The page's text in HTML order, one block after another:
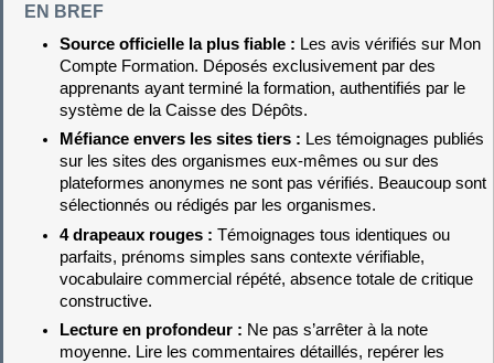
EN BREF
Source officielle la plus fiable : Les avis vérifiés sur Mon
Compte Formation. Déposés exclusivement par des
apprenants ayant terminé la formation, authentifiés par le
système de la Caisse des Dépôts.
Méfiance envers les sites tiers : Les témoignages publiés
sur les sites des organismes eux-mêmes ou sur des
plateformes anonymes ne sont pas vérifiés. Beaucoup sont
sélectionnés ou rédigés par les organismes.
4 drapeaux rouges : Témoignages tous identiques ou
parfaits, prénoms simples sans contexte vérifiable,
vocabulaire commercial répété, absence totale de critique
constructive.
Lecture en profondeur : Ne pas s’arrêter à la note
moyenne. Lire les commentaires détaillés, repérer les